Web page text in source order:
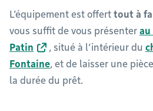
L’équipement est offert tout à
vous suffit de vous présenter au
Patin
, situé à l’intérieur du
Fontaine, et de laisser une
la durée du prêt.